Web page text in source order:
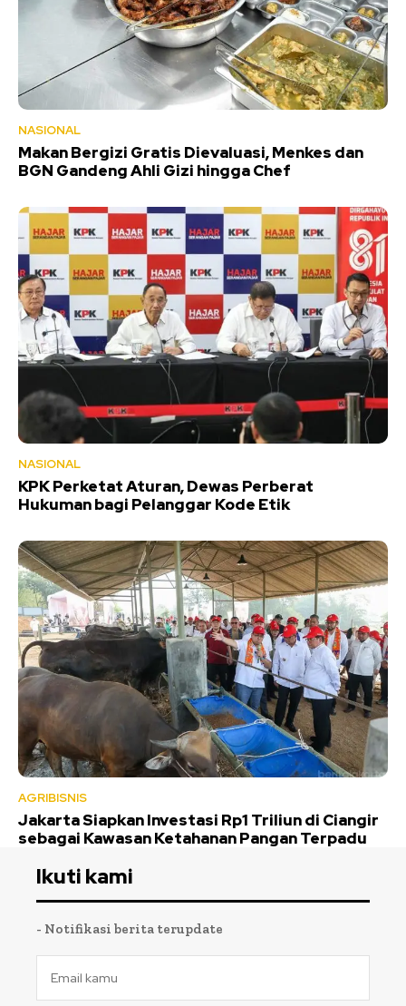
NASIONAL
Makan Bergizi Gratis Dievaluasi, Menkes dan
BGN Gandeng Ahli Gizi hingga Chef
NASIONAL
KPK Perketat Aturan, Dewas Perberat
Hukuman bagi Pelanggar Kode Etik
AGRIBISNIS
Jakarta Siapkan Investasi Rp1 Triliun di Ciangir
sebagai Kawasan Ketahanan Pangan Terpadu
Ikuti kami
- Notifikasi berita terupdate